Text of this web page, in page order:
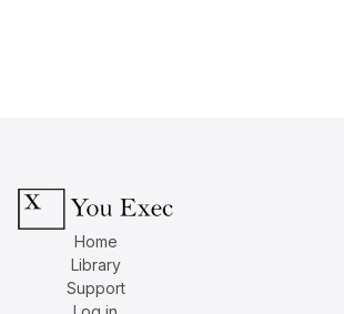
Home
Library
Support